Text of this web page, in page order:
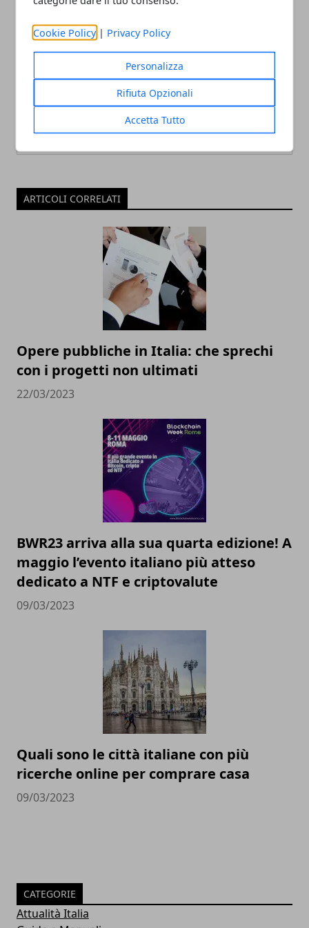
Cookie Policy | Privacy Policy
Personalizza
Rifiuta Opzionali
Accetta Tutto
Redazione
ARTICOLI CORRELATI
Opere pubbliche in Italia: che sprechi
con i progetti non ultimati
22/03/2023
BWR23 arriva alla sua quarta edizione! A
maggio l’evento italiano più atteso
dedicato a NTF e criptovalute
09/03/2023
Quali sono le città italiane con più
ricerche online per comprare casa
09/03/2023
CATEGORIE
Attualità Italia